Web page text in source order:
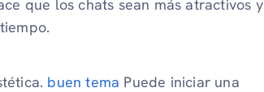
que los chats sean más atractivos y
buen tema Puede iniciar una